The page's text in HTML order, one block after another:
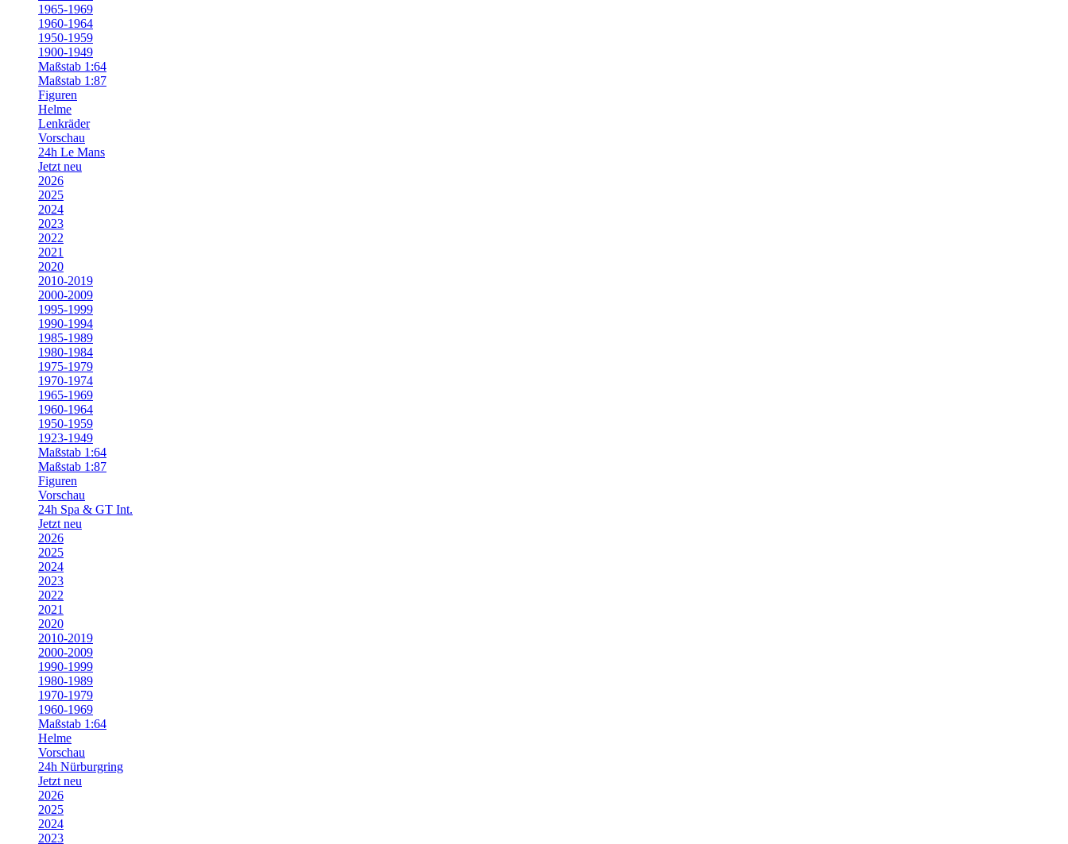
1965-1969
1960-1964
1950-1959
1900-1949
Maßstab 1:64
Maßstab 1:87
Figuren
Helme
Lenkräder
Vorschau
24h Le Mans
Jetzt neu
2026
2025
2024
2023
2022
2021
2020
2010-2019
2000-2009
1995-1999
1990-1994
1985-1989
1980-1984
1975-1979
1970-1974
1965-1969
1960-1964
1950-1959
1923-1949
Maßstab 1:64
Maßstab 1:87
Figuren
Vorschau
24h Spa & GT Int.
Jetzt neu
2026
2025
2024
2023
2022
2021
2020
2010-2019
2000-2009
1990-1999
1980-1989
1970-1979
1960-1969
Maßstab 1:64
Helme
Vorschau
24h Nürburgring
Jetzt neu
2026
2025
2024
2023